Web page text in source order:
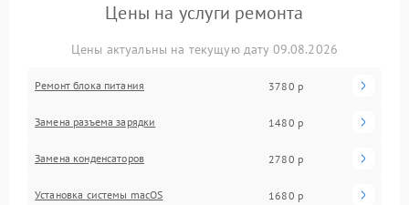
Цены на услуги ремонта
Цены актуальны на текущую дату 09.08.2026
Ремонт блока питания 3780 р
Замена разъема зарядки 1480 р
Замена конденсаторов 2780 р
Установка системы macOS 1680 р